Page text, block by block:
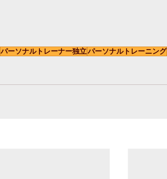
パーソナルトレーナー独立パーソナルトレーニング